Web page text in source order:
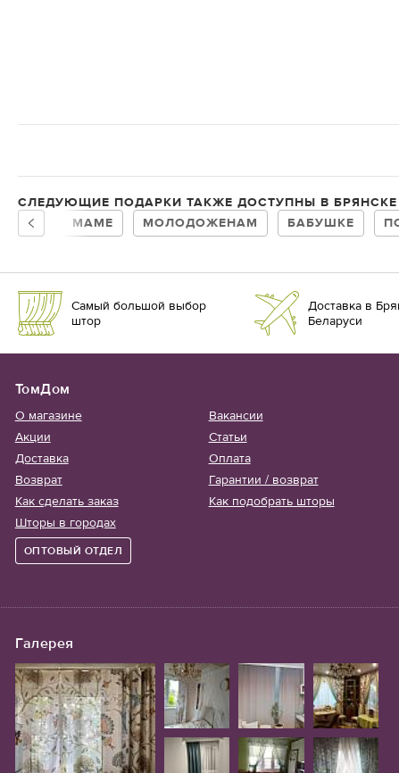
СЛЕДУЮЩИЕ ПОДАРКИ ТАКЖЕ ДОСТУПНЫ В БРЯНСКЕ
МАМЕ
МОЛОДОЖЕНАМ БАБУШКЕ
Самый большой выбор
штор
Доставка в
Беларуси
ТомДом
О магазине
Вакансии
Акции
Статьи
Доставка
Оплата
Возврат
Гарантии / возврат
Как сделать заказ
Как подобрать шторы
Шторы в городах
ОПТОВЫЙ ОТДЕЛ
Галерея